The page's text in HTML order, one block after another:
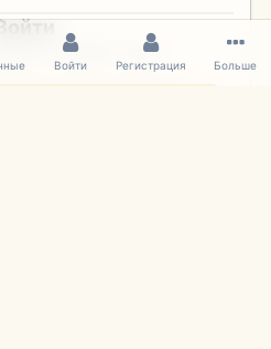
Войдите здесь.
Войти Регистрация Больше